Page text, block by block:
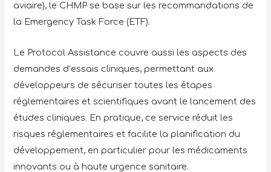
aviaire), le CHMP se base sur les recommandations de
la Emergency Task Force (ETF).
Le Protocol Assistance couvre aussi les aspects des
demandes d’essais cliniques, permettant aux
développeurs de sécuriser toutes les étapes
réglementaires et scientifiques avant le lancement des
études cliniques. En pratique, ce service réduit les
risques réglementaires et facilite la planification du
développement, en particulier pour les médicaments
innovants ou à haute urgence sanitaire.